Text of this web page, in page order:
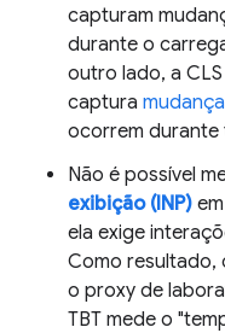
capturam
durante o
outro lado, a
captura
ocorrem durante
Não é possível
exibição (INP)
ela exige
Como resultado,
o proxy de
TBT mede o